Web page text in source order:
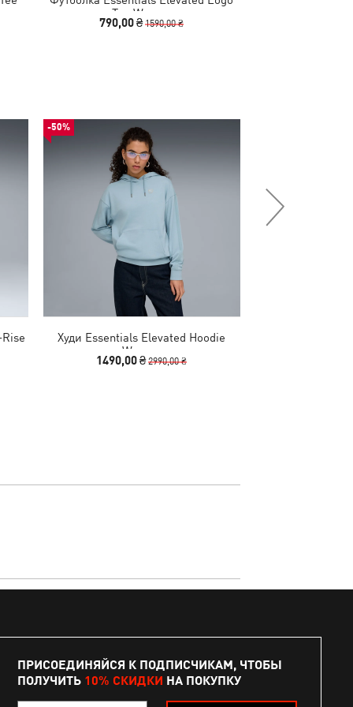
Tee Women
790,00 ₴1590,00 ₴
-50%
Худи Essentials Elevated Hoodie
Women
1490,00 ₴2990,00 ₴
ПРИСОЕДИНЯЙСЯ К ПОДПИСЧИКАМ, ЧТОБЫ
ПОЛУЧИТЬ 10% СКИДКИ НА ПОКУПКУ